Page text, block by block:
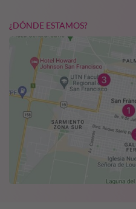
¿DÓNDE ESTAMOS?